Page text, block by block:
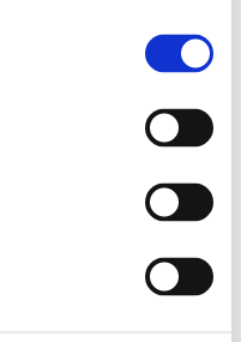
il Governo a valutare
per l’anno 2022,
imprese operanti nel
Castellana, così da
[…]